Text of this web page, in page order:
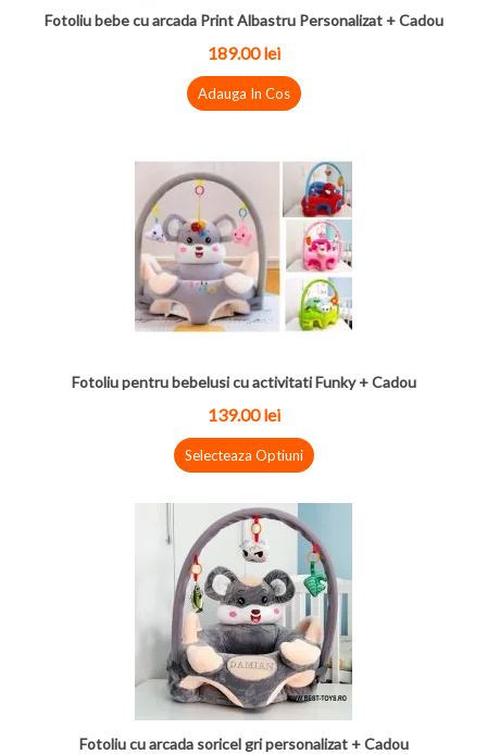
Fotoliu bebe cu arcada Print Albastru Personalizat + Cadou
189.00lei
Adauga In Cos
Fotoliu pentru bebelusi cu activitati Funky + Cadou
139.00lei
Selecteaza Optiuni
Fotoliu cu arcada soricel gri personalizat + Cadou